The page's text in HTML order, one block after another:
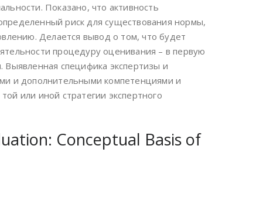
Показано, что активность
риск для существования нормы,
Делается вывод о том, что будет
процедуру оценивания – в первую
специфика экспертизы и
и дополнительными компетенциями и
или иной стратегии экспертного
Conceptual Basis of